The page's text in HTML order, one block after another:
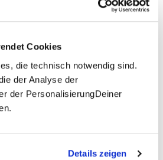
Cookies
die technisch notwendig sind.
der Analyse der
der PersonalisierungDeiner
Details zeigen
sind nicht barrierefrei.
zur Buchung?
- 6583 80 80